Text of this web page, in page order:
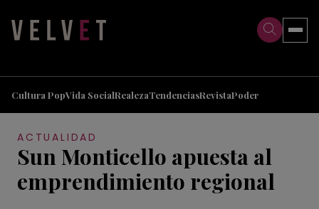
Cultura PopVida SocialRealezaTendenciasRevistaPoder
ACTUALIDAD
Sun Monticello apuesta al
emprendimiento regional